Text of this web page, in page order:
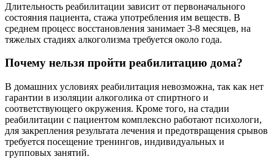
Длительность реабилитации зависит от первоначального
состояния пациента, стажа употребления им веществ. В
среднем процесс восстановления занимает 3-8 месяцев, на
тяжелых стадиях алкоголизма требуется около года.
Почему нельзя пройти реабилитацию дома?
В домашних условиях реабилитация невозможна, так как нет
гарантии в изоляции алкоголика от спиртного и
соответствующего окружения. Кроме того, на стадии
реабилитации с пациентом комплексно работают психологи,
для закрепления результата лечения и предотвращения срывов
требуется посещение тренингов, индивидуальных и
групповых занятий.